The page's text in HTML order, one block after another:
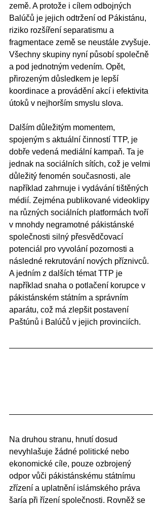
země. A protože i cílem odbojných
Balúčů je jejich odtržení od Pákistánu,
riziko rozšíření separatismu a
fragmentace země se neustále zvyšuje.
Všechny skupiny nyní působí společně
a pod jednotným vedením. Opět,
přirozeným důsledkem je lepší
koordinace a provádění akcí i efektivita
útoků v nejhorším smyslu slova.
Dalším důležitým momentem,
spojeným s aktuální činností TTP, je
dobře vedená mediální kampaň. Ta je
jednak na sociálních sítích, což je velmi
důležitý fenomén současnosti, ale
například zahrnuje i vydávání tištěných
médií. Zejména publikované videoklipy
na různých sociálních platformách tvoří
v mnohdy negramotné pákistánské
společnosti silný přesvědčovací
potenciál pro vyvolání pozornosti a
následné rekrutování nových příznivců.
A jedním z dalších témat TTP je
například snaha o potlačení korupce v
pákistánském státním a správním
aparátu, což má zlepšit postavení
Paštúnů i Balúčů v jejich provinciích.
Na druhou stranu, hnutí dosud
nevyhlašuje žádné politické nebo
ekonomické cíle, pouze ozbrojený
odpor vůči pákistánskému státnímu
zřízení a uplatnění islámského práva
šaría při řízení společnosti. Rovněž se